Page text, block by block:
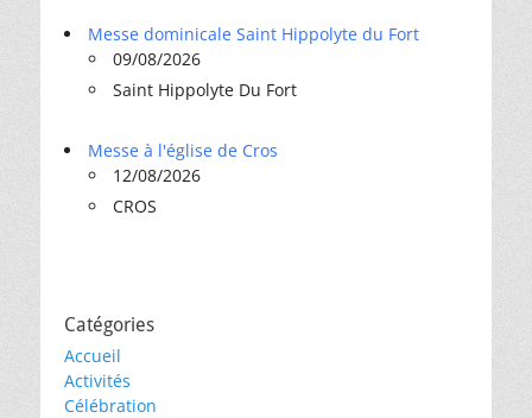
Messe dominicale Saint Hippolyte du Fort
09/08/2026
Saint Hippolyte Du Fort
Messe à l'église de Cros
12/08/2026
CROS
Catégories
Accueil
Activités
Célébration